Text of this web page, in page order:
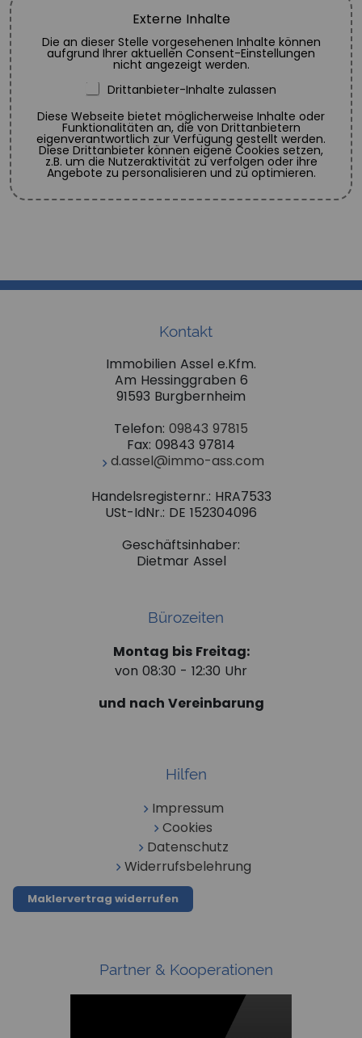
Externe Inhalte
Die an dieser Stelle vorgesehenen Inhalte können
aufgrund Ihrer aktuellen Consent-Einstellungen
nicht angezeigt werden.
Drittanbieter-Inhalte zulassen
Diese Webseite bietet möglicherweise Inhalte oder
Funktionalitäten an, die von Drittanbietern
eigenverantwortlich zur Verfügung gestellt werden.
Diese Drittanbieter können eigene Cookies setzen,
z.B. um die Nutzeraktivität zu verfolgen oder ihre
Angebote zu personalisieren und zu optimieren.
Kontakt
Immobilien Assel e.Kfm.
Am Hessinggraben 6
91593 Burgbernheim
Telefon: 09843 97815
Fax: 09843 97814
d.assel@immo-ass.com
Handelsregisternr.: HRA7533
USt-IdNr.: DE 152304096
Geschäftsinhaber:
Dietmar Assel
Bürozeiten
Montag bis Freitag:
von 08:30 - 12:30 Uhr
und nach Vereinbarung
Hilfen
Impressum
Cookies
Datenschutz
Widerrufsbelehrung
Maklervertrag widerrufen
Partner & Kooperationen